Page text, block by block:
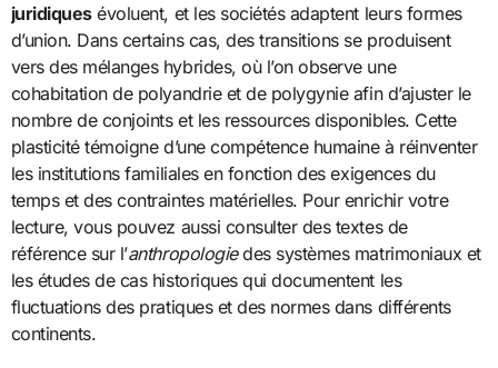
juridiquesévoluent, et les sociétés adaptent leurs formes
d’union. Dans certains cas, des transitions se produisent
vers des mélanges hybrides, où l’on observe une
cohabitation de polyandrie et de polygynie afin d’ajuster le
nombre de conjoints et les ressources disponibles. Cette
plasticité témoigne d’une compétence humaine à réinventer
les institutions familiales en fonction des exigences du
temps et des contraintes matérielles. Pour enrichir votre
lecture, vous pouvez aussi consulter des textes de
référence sur l’anthropologiedes systèmes matrimoniaux et
les études de cas historiques qui documentent les
fluctuations des pratiques et des normes dans différents
continents.